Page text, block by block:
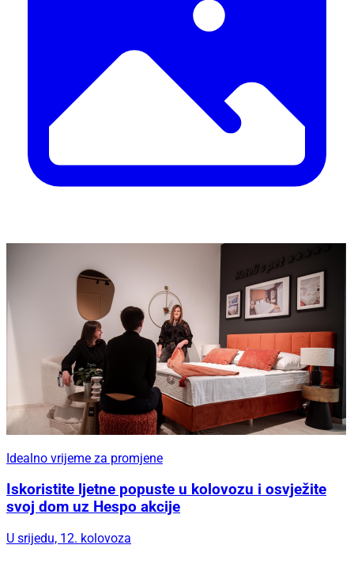
Idealno vrijeme za promjene
Iskoristite ljetne popuste u kolovozu i osvježite
svoj dom uz Hespo akcije
U srijedu, 12. kolovoza